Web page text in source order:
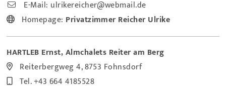
E-Mail: ulrikereicher@webmail.de
Homepage: Privatzimmer Reicher Ulrike
HARTLEB Ernst, Almchalets Reiter am Berg
Reiterbergweg 4, 8753 Fohnsdorf
Tel.+43 664 4185528